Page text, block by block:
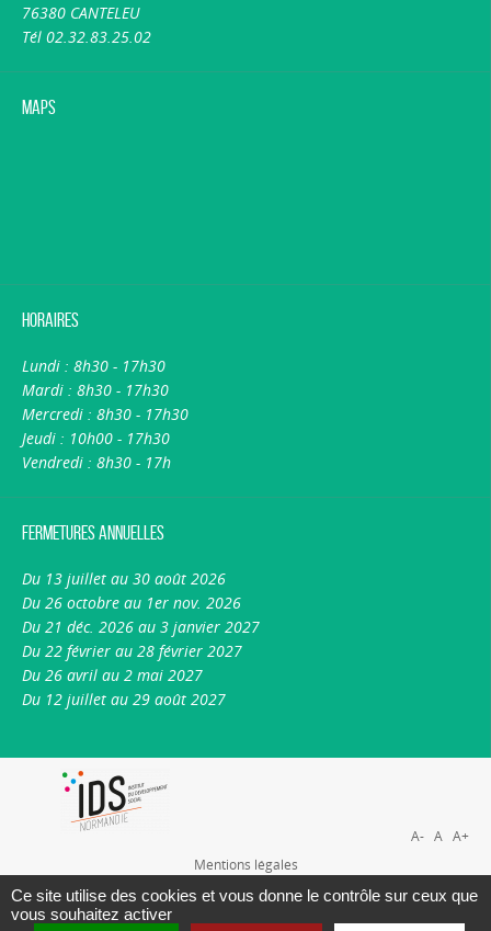
76380 CANTELEU
Tél 02.32.83.25.02
Maps
Horaires
Lundi : 8h30 - 17h30
Mardi : 8h30 - 17h30
Mercredi : 8h30 - 17h30
Jeudi : 10h00 - 17h30
Vendredi : 8h30 - 17h
Fermetures annuelles
Du 13 juillet au 30 août 2026
Du 26 octobre au 1er nov. 2026
Du 21 déc. 2026 au 3 janvier 2027
Du 22 février au 28 février 2027
Du 26 avril au 2 mai 2027
Du 12 juillet au 29 août 2027
Mentions légales
Plan du site
Nous contacter
A- A A+
Ce site utilise des cookies et vous donne le contrôle sur ceux que
vous souhaitez activer